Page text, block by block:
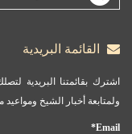
القائمة البريدية
اشترك بقائمتنا البريدية
ولمتابعة أخبار الشيخ ومواعيد
Email*